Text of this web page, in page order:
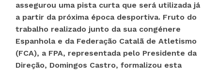
assegurou uma pista curta que será utilizada já
a partir da próxima época desportiva. Fruto do
trabalho realizado junto da sua congénere
Espanhola e da Federação Catalã de Atletismo
(FCA), a FPA, representada pelo Presidente da
Direção, Domingos Castro, formalizou esta